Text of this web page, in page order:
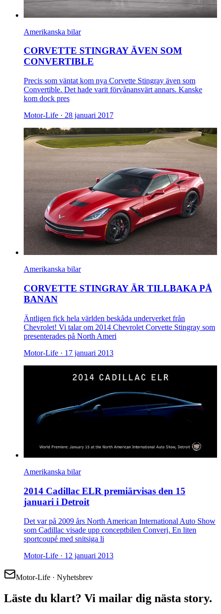
Amerikanska bilar
CORVETTE STINGRAY ÄVEN SOM
CONVERTIBLE
Precis som väntat kom nya Corvette Stingray även som
Convertible. Det hade varit förvånansvärt annars. Kanske
kom dock pres
Motor-Life · 28 januari 2017
Amerikanska bilar
CORVETTE STINGRAY ÄR TILLBAKA PÅ
BANAN
Äntligen fick hela världen beskåda underverket från
Chevrolet! Vi talar om 2014 Chevrolet Corvette Stingray som
presenterades på North Ameri
Motor-Life · 17 januari 2013
Amerikanska bilar
2014 Cadillac ELR premiärvisas den 15
januari i Detroit
Det var på 2009 års North American International Auto Show
som Cadillac visade upp conceptbilen Converj. En liten
sportcoupé med snitsiga li
Motor-Life · 12 januari 2013
Motor-Life · Nyhetsbrev
Läste du klart? Vi mailar dig nästa story.